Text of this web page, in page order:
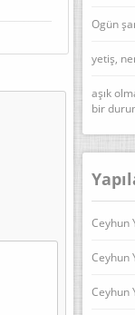
Ogün
yetiş,
aşık
bir
Ceyhun
Ceyhun
Ceyhun